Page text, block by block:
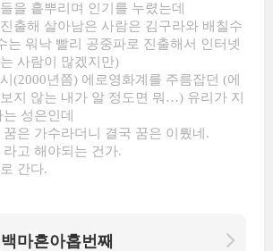
을 흩뿌리며 인기를 누렸는데
출해 살아남은 사람은 김구라와 배칠수
는 워낙 빨리 공중파로 진출해서 인터넷
사람이 많겠지만)
(2000년쯤) 에로영화계를 주름잡던 (에
지 않는 내가 알 정도면 뭐…) 유리가 지
성은인데
은 가수라더니 결국 꿈은 이뤘네.
고 해야되는 건가.
간다.
마흔아홉번째